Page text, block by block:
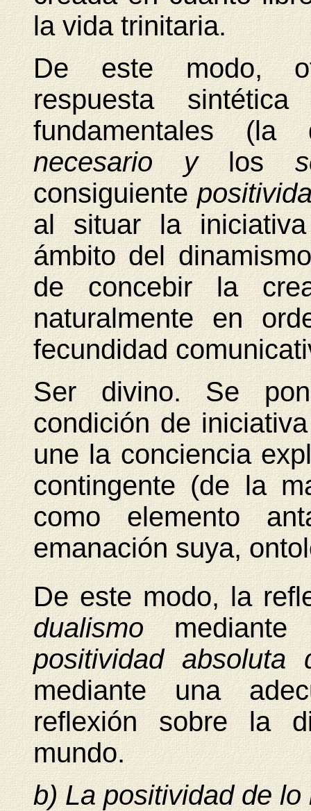
la vida trinitaria.
De este modo,
respuesta
fundamentales
necesario y los
consiguiente
al situar la
ámbito del
de concebir la
naturalmente en
fecundidad
Ser divino. Se
condición de
une la conciencia
contingente (de la
como elemento
emanación suya,
De este modo, la
dualismo
positividad
mediante una
reflexión sobre la
mundo.
b) La positividad de lo